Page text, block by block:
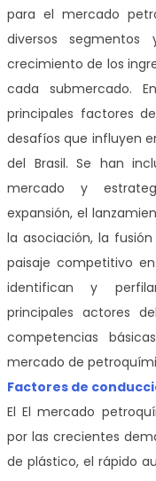
para el mercado
diversos
crecimiento de los
cada submercado.
principales factores
desafíos que influyen
del Brasil. Se han
mercado y
expansión, el
la asociación, la
paisaje competitivo
identifican y
principales actores
competencias
mercado de
Factores de
El El mercado
por las crecientes
de plástico, el rápido